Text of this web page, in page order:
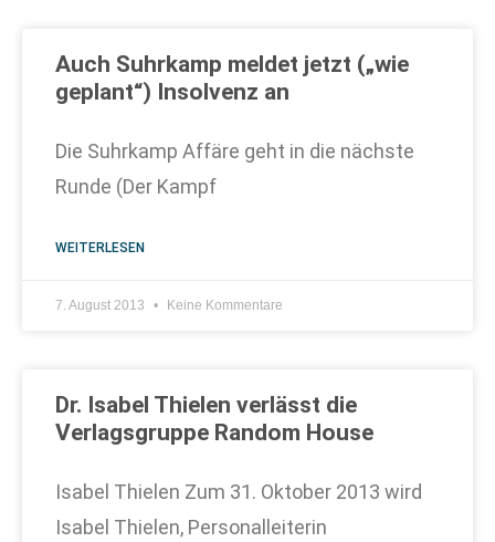
Auch Suhrkamp meldet jetzt („wie
geplant“) Insolvenz an
Die Suhrkamp Affäre geht in die nächste
Runde (Der Kampf
WEITERLESEN
7. August 2013 Keine Kommentare
Dr. Isabel Thielen verlässt die
Verlagsgruppe Random House
Isabel Thielen Zum 31. Oktober 2013 wird
Isabel Thielen, Personalleiterin